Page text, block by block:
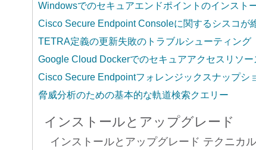
Windowsでのセキュアエンドポイントのインスト
Cisco Secure Endpoint Consoleに関するシスコが
TETRA定義の更新失敗のトラブルシューティング
Google Cloud Dockerでのセキュアアクセスリソ
Cisco Secure Endpointフォレンジックスナップシ
脅威分析のための基本的な軌道検索クエリー
インストールとアップグレード
インストールとアップグレード テクニカ